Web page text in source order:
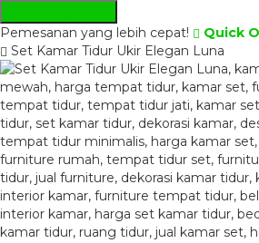
Pemesanan yang lebih cepat!
Quick
Set Kamar Tidur Ukir Elegan Luna